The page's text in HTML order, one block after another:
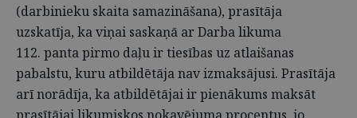
(darbinieku skaita samazināšana), prasītāja
uzskatīja, ka viņai saskaņā ar Darba likuma
112. panta pirmo daļu ir tiesības uz atlaišanas
pabalstu, kuru atbildētāja nav izmaksājusi. Prasītāja
arī norādīja, ka atbildētājai ir pienākums maksāt